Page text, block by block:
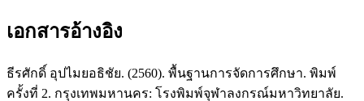
เอกสารอ้างอิง
ธีรศักดิ์ อุปไมยอธิชัย. (2560). พื้นฐานการจัดการศึกษา. พิมพ์
ครั้งที่ 2. กรุงเทพมหานคร: โรงพิมพ์จุฬาลงกรณ์มหาวิทยาลัย.